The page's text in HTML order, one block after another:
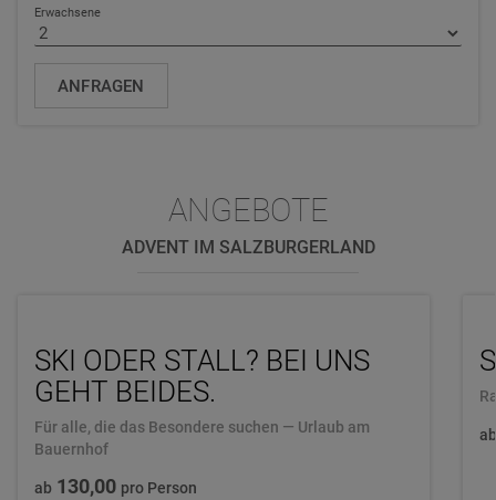
Erwachsene
ANFRAGEN
ANGEBOTE
ADVENT IM SALZBURGERLAND
SKI ODER STALL? BEI UNS
GEHT BEIDES.
Für alle, die das Besondere suchen — Urlaub am
Bauernhof
ab 130,00 pro Person
ab